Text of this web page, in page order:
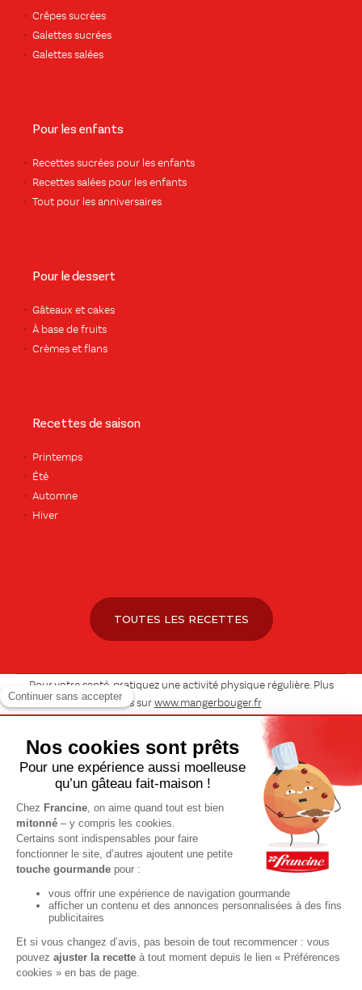
Crêpes sucrées
Galettes sucrées
Galettes salées
Pour les enfants
Recettes sucrées pour les enfants
Recettes salées pour les enfants
Tout pour les anniversaires
Pour le dessert
Gâteaux et cakes
À base de fruits
Crèmes et flans
Recettes de saison
Printemps
Été
Automne
Hiver
TOUTES LES RECETTES
Pour votre santé, pratiquez une activité physique régulière. Plus
d’infos sur www.mangerbouger.fr